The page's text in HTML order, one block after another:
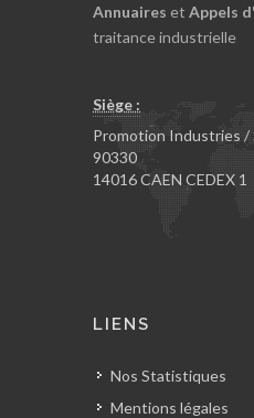
Annuaires et Appels
traitance industrielle
Siège :
Promotion Industries /
90330
14016 CAEN CEDEX 1
LIENS
Nos Statistiques
Mentions légales